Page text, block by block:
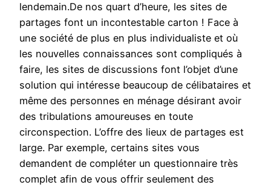
lendemain.De nos quart d’heure, les sites de
partages font un incontestable carton ! Face à
une société de plus en plus individualiste et où
les nouvelles connaissances sont compliqués à
faire, les sites de discussions font l’objet d’une
solution qui intéresse beaucoup de célibataires et
même des personnes en ménage désirant avoir
des tribulations amoureuses en toute
circonspection. L’offre des lieux de partages est
large. Par exemple, certains sites vous
demandent de compléter un questionnaire très
complet afin de vous offrir seulement des